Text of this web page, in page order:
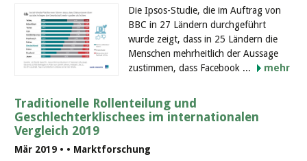
Die Ipsos-Studie, die im Auftrag von
BBC in 27 Ländern durchgeführt
wurde zeigt, dass in 25 Ländern die
Menschen mehrheitlich der Aussage
zustimmen, dass Facebook ...
mehr
Traditionelle Rollenteilung und
Geschlechterklischees im internationalen
Vergleich 2019
Mär 2019 • • Marktforschung